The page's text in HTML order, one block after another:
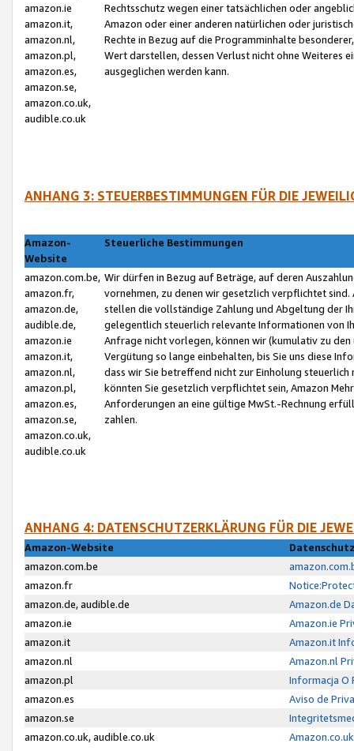
amazon.ie
amazon.it,
amazon.nl,
amazon.pl,
amazon.es,
amazon.se,
amazon.co.uk,
audible.co.uk
Rechtsschutz wegen einer tatsächlichen oder
Amazon oder einer anderen natürlichen oder
Rechte in Bezug auf die Programminhalte
Wert darstellen, dessen Verlust nicht ohne Weiteres
ausgeglichen werden kann.
ANHANG 3: STEUERBESTIMMUNGEN FÜR DIE
Amazon-
Website
Steuerliche Bestimmungen
amazon.com.be,
amazon.fr,
amazon.de,
audible.de,
amazon.ie
amazon.it,
amazon.nl,
amazon.pl,
amazon.es,
amazon.se,
amazon.co.uk,
audible.co.uk
Wir dürfen in Bezug auf Beträge, auf deren
vornehmen, zu denen wir gesetzlich verpflichtet
stellen die vollständige Zahlung und Abgeltung der
gelegentlich steuerlich relevante Informationen von
Anfrage nicht vorlegen, können wir (kumulativ zu
Vergütung so lange einbehalten, bis Sie uns diese
dass wir Sie betreffend nicht zur Einholung
könnten Sie gesetzlich verpflichtet sein, Amazon
Anforderungen an eine gültige MwSt.-Rechnung
zahlen.
ANHANG 4: DATENSCHUTZERKLÄRUNG FÜR DIE
Amazon-Website
amazon.com.be
amazon.fr
amazon.de, audible.de
Amazon.de
amazon.ie
Amazon.ie
amazon.it
Amazon.it
amazon.nl
Amazon.nl
amazon.pl
Informacja O
amazon.es
Aviso de
amazon.se
amazon.co.uk, audible.co.uk